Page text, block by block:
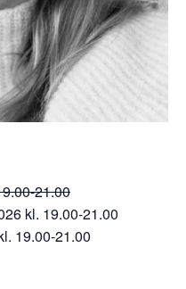
21.00
kl. 19.00-21.00
19.00-21.00